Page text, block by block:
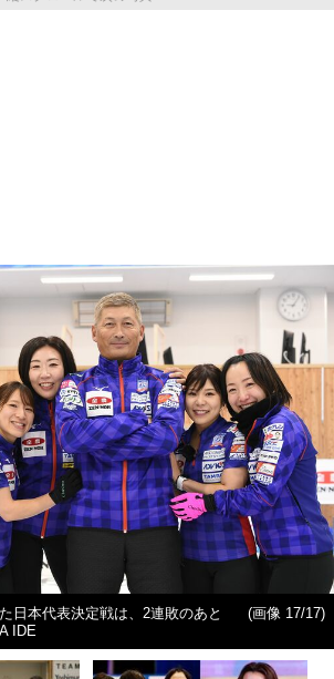
日本代表決定戦は、2連敗のあと
IDE
(画像 17/17)